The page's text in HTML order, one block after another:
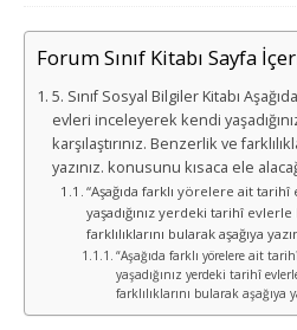
Forum Sınıf Kitabı Sayfa
5. Sınıf Sosyal Bilgiler Kitabı
evleri inceleyerek kendi
karşılaştırınız. Benzerlik ve
yazınız. konusunu kısaca ele
“Aşağıda farklı yörelere ait
yaşadığınız yerdeki tarihî evlerle
farklılıklarını bularak aşağıya
“Aşağıda farklı yörelere ait
yaşadığınız yerdeki tarihî
farklılıklarını bularak aşağıya